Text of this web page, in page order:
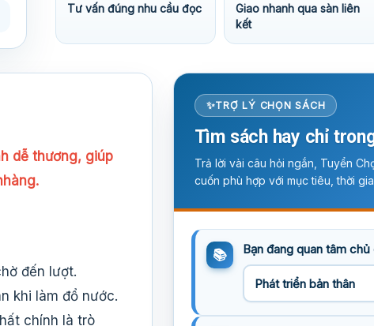
Tư vấn đúng nhu cầu đọc
Giao nhanh qua sàn liên
kết
dễ thương, giúp
đến lượt.
khi làm đổ nước.
chính là trò
TRỢ LÝ CHỌN SÁCH
Tìm sách hay chỉ
Trả lời vài câu hỏi ngắn, Tuyển
cuốn phù hợp với mục tiêu, thời
Bạn đang quan tâm chủ